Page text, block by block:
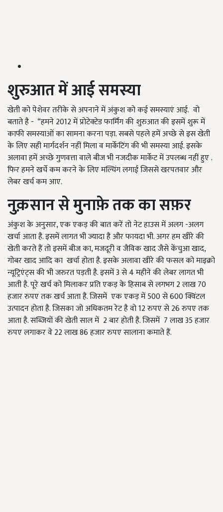
शुरुआत में आई समस्या
खेती को पेशेवर तरीके से अपनाने में अंकुश को कई समस्याएं आई. वो
बताते है - “हमने 2012 में प्रोटेक्टेड फार्मिंग की शुरुआत की इसमें शुरू में
काफी समस्याओं का सामना करना पड़ा. सबसे पहले हमें अच्छे से इस खेती
के लिए सही मार्गदर्शन नहीं मिला व मार्केटिंग की भी समस्या आई. इसके
अलावा हमें अच्छे गुणवत्ता वाले बीज भी नजदीक मार्केट में उपलब्ध नहीं हुए .
फिर हमने खर्चे कम करने के लिए मल्चिंग लगाई जिससे खरपतवार और
लेबर खर्च कम आए.
नुक़सान से मुनाफ़े तक का सफ़र
अंकुश के अनुसार, एक एकड़ की बात करें तो नेट हाउस में अलग -अलग
खर्चा आता है. इसमें लागत भी ज्यादा है और फायदा भी. अगर हम खीरे की
खेती करते हैं तो इसमें बीज का, मजदूरी व जैविक खाद जैसे केंचुआ खाद,
गोबर खाद आदि का खर्चा होता है. इसके अलावा खीरे की फसल को माइक्रो
न्यूट्रिएंट्स की भी जरुरत पड़ती है. इसमें 3 से 4 महीने की लेबर लागत भी
आती है. पूरे खर्च को मिलाकर प्रति एकड़ के हिसाब से लगभग 2 लाख 70
हजार रुपए तक खर्च आता है. जिसमें एक एकड़ में 500 से 600 क्विंटल
उत्पादन होता है. जिसका जो अधिकतम रेट है वो 12 रुपए से 26 रुपए तक
आता है. सब्जियों की खेती साल में 2 बार होती है. जिसमें 7 लाख 35 हजार
रुपए लगाकर वे 22 लाख 86 हजार रुपए सालाना कमाते हैं.